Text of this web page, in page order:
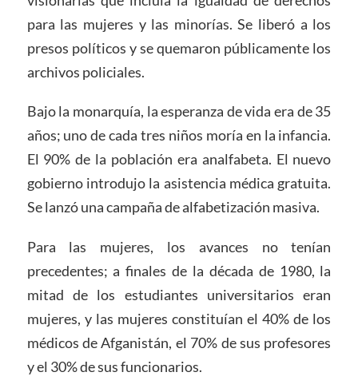
para las mujeres y las minorías. Se liberó a los
presos políticos y se quemaron públicamente los
archivos policiales.
Bajo la monarquía, la esperanza de vida era de 35
años; uno de cada tres niños moría en la infancia.
El 90% de la población era analfabeta. El nuevo
gobierno introdujo la asistencia médica gratuita.
Se lanzó una campaña de alfabetización masiva.
Para las mujeres, los avances no tenían
precedentes; a finales de la década de 1980, la
mitad de los estudiantes universitarios eran
mujeres, y las mujeres constituían el 40% de los
médicos de Afganistán, el 70% de sus profesores
y el 30% de sus funcionarios.